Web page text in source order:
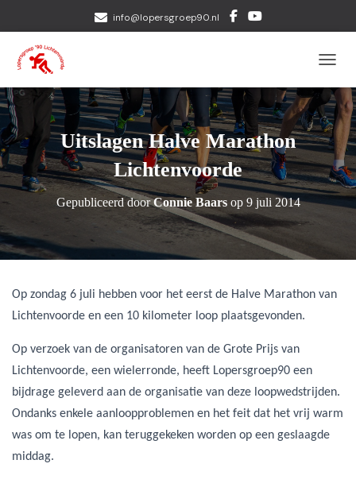
info@lopersgroep90.nl
Uitslagen Halve Marathon
Lichtenvoorde
Gepubliceerd doorConnie Baarsop 9 juli 2014
Op zondag 6 juli hebben voor het eerst de Halve Marathon van
Lichtenvoorde en een 10 kilometer loop plaatsgevonden.
Op verzoek van de organisatoren van de Grote Prijs van
Lichtenvoorde, een wielerronde, heeft Lopersgroep90 een
bijdrage geleverd aan de organisatie van deze loopwedstrijden.
Ondanks enkele aanloopproblemen en het feit dat het vrij warm
was om te lopen, kan teruggekeken worden op een geslaagde
middag.